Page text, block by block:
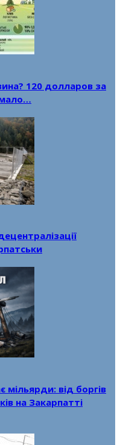
120 долларов за
від боргів
на Закарпатті